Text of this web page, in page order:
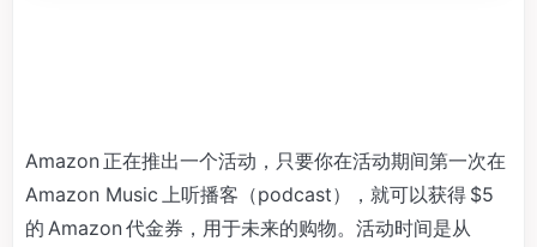
Amazon 正在推出一个活动，只要你在活动期间第一次在
Amazon Music 上听播客（podcast），就可以获得 $5
的 Amazon 代金券，用于未来的购物。活动时间是从